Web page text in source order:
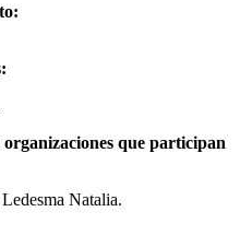
organizaciones que participan
Natalia.